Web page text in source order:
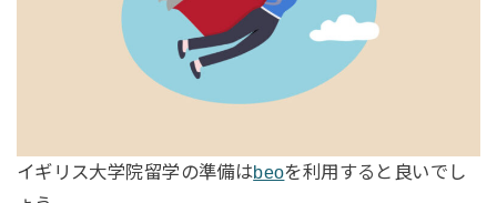
イギリス大学院留学の準備はbeoを利用すると良いでし